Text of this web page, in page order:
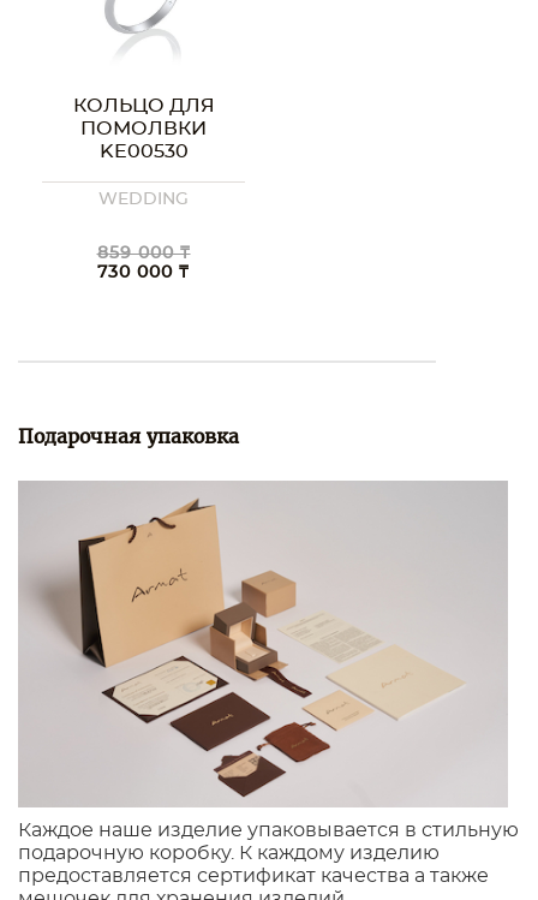
КОЛЬЦО ДЛЯ
ПОМОЛВКИ
KE00530
WEDDING
859 000 ₸
730 000 ₸
Подарочная упаковка
Каждое наше изделие упаковывается в стильную
подарочную коробку. К каждому изделию
предоставляется сертификат качества а также